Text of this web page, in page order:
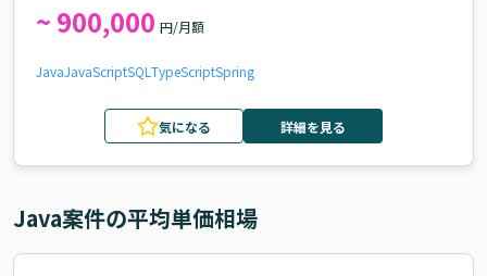
~ 900,000 円/月額
JavaJavaScriptSQL TypeScriptSpring
気になる 詳細を見る
Java案件の平均単価相場